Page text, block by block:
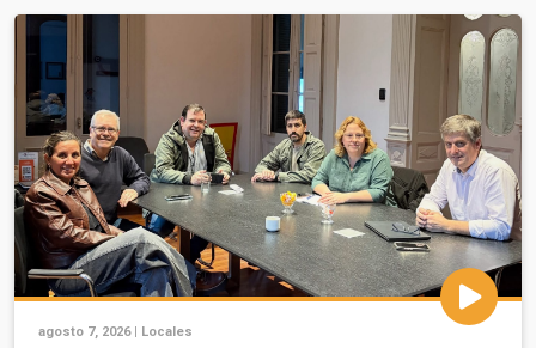
agosto 7, 2026 | Locales